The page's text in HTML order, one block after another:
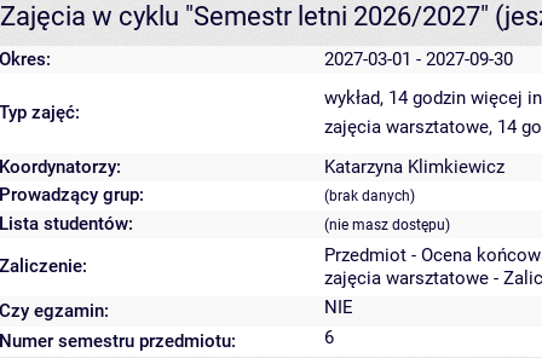
Zajęcia w cyklu "Semestr letni 2026/2027"
Okres: 2027-03-01 - 2027-09-30
Typ zajęć:
wykład, 14 godzin więcej
zajęcia warsztatowe, 14
Koordynatorzy:
Katarzyna Klimkiewicz
Prowadzący grup:
(brak danych)
Lista studentów: (nie masz dostępu)
Zaliczenie:
Przedmiot - Ocena
zajęcia warsztatowe -
Czy egzamin:
NIE
Numer semestru przedmiotu:
6